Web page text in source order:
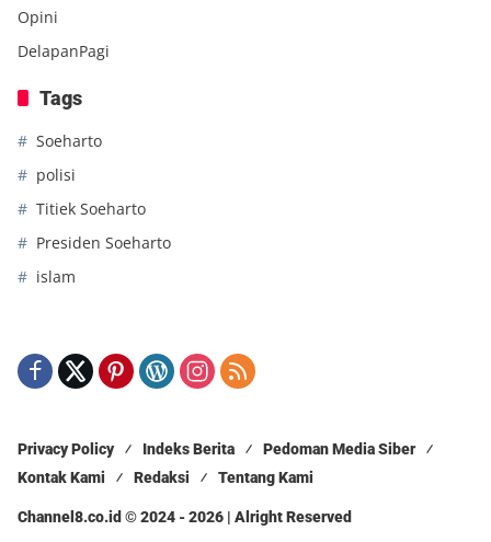
Opini
DelapanPagi
Tags
Soeharto
polisi
Titiek Soeharto
Presiden Soeharto
islam
Privacy Policy Indeks Berita
Pedoman Media Siber
Kontak Kami
Redaksi Tentang Kami
Channel8.co.id © 2024 - 2026 | Alright Reserved